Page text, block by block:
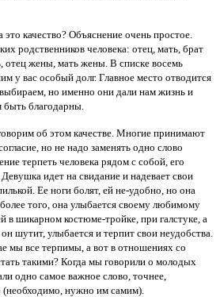
качество? Объяснение очень простое.
родственников человека: отец, мать, брат
отец жены, мать жены. В списке восемь
у вас особый долг. Главное место отводится
но именно они дали нам жизнь и
благодарны.
об этом качестве. Многие принимают
но не надо заменять одно слово
терпеть человека рядом с собой, его
идет на свидание и надевает свои
Ее ноги болят, ей не-удобно, но она
того, она улыбается своему любимому
в шикарном костюме-тройке, при галстуке, а
шутит, улыбается и терпит свои неудобства.
мы все терпимы, а вот в отношениях со
такими? Когда мы говорили о молодых
одно самое важное слово, точнее,
(необходимо, нужно им самим).